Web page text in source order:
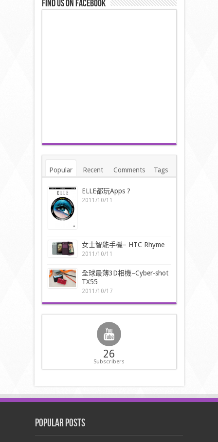
Find us on Facebook
Popular Recent Comments Tags
ELLE都玩Apps ?
2011/10/11
女士智能手機– HTC Rhyme
2011/10/11
全球最薄3D相機–Cyber-shot
TX55
2011/10/17
26
Subscribers
Popular Posts